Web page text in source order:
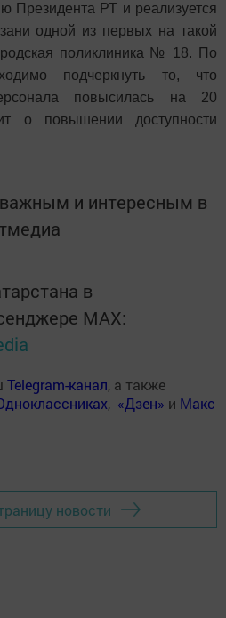
Президента РТ и реализуется
одной из первых на такой
поликлиника № 18. По
подчеркнуть то, что
повысилась на 20
о повышении доступности
и интересным в
в
MАХ:
Telegram-канал, а также
, «Дзен» и Макс
новости